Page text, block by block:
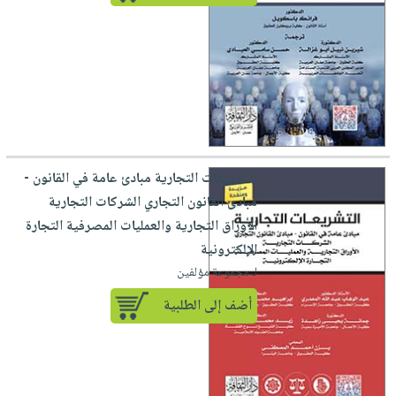
التشريعات التجارية مبادئ عامة في القانون -
مبادئ القانون التجاري الشركات التجارية
الأوراق التجارية والعمليات المصرفية التجارة
الإلكترونية
لـ مجموعة مؤلفين
أضف إلى الطلبية